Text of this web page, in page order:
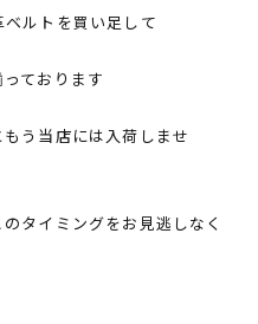
ルトを買い足して
ております
う当店には入荷しませ
タイミングをお見逃しなく